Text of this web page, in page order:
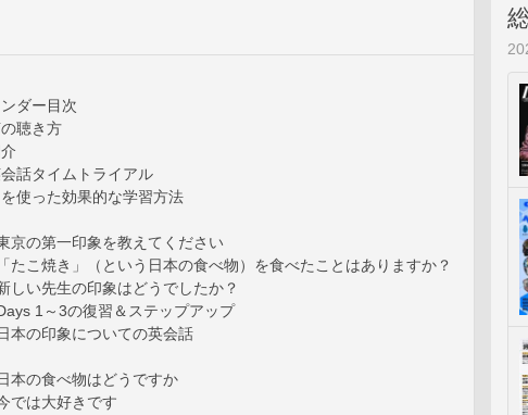
ダー目次
聴き方
話タイムトライアル
使った効果的な学習方法
京の第一印象を教えてください
たこ焼き」（という日本の食べ物）を食べたことはありますか？
しい先生の印象はどうでしたか？
1～3の復習＆ステップアップ
本の印象についての英会話
本の食べ物はどうですか
では大好きです